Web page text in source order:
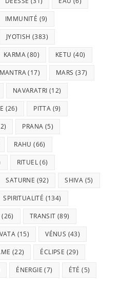
IMMUNITÉ (9)
JYOTISH (383)
KARMA(80) KETU (40)
MANTRA(17) MARS (37)
NAVARATRI (12)
(26) PITTA (9)
PRANA (5)
RAHU (66)
RITUEL(6)
SATURNE (92) SHIVA (5)
SPIRITUALITÉ (134)
(26) TRANSIT (89)
VATA (15) VÉNUS (43)
(22) ÉCLIPSE (29)
ÉNERGIE (7) ÉTÉ (5)